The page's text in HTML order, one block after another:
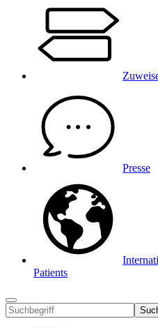
Presse
Patients